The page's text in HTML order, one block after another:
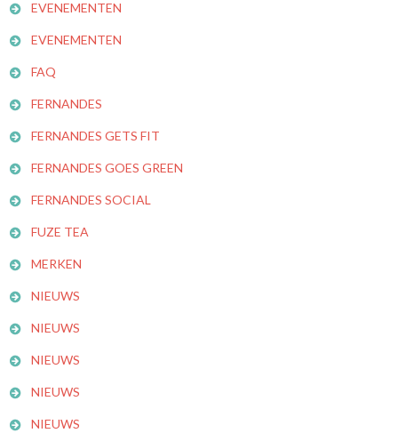
EVENEMENTEN
EVENEMENTEN
FAQ
FERNANDES
FERNANDES GETS FIT
FERNANDES GOES GREEN
FERNANDES SOCIAL
FUZE TEA
MERKEN
NIEUWS
NIEUWS
NIEUWS
NIEUWS
NIEUWS